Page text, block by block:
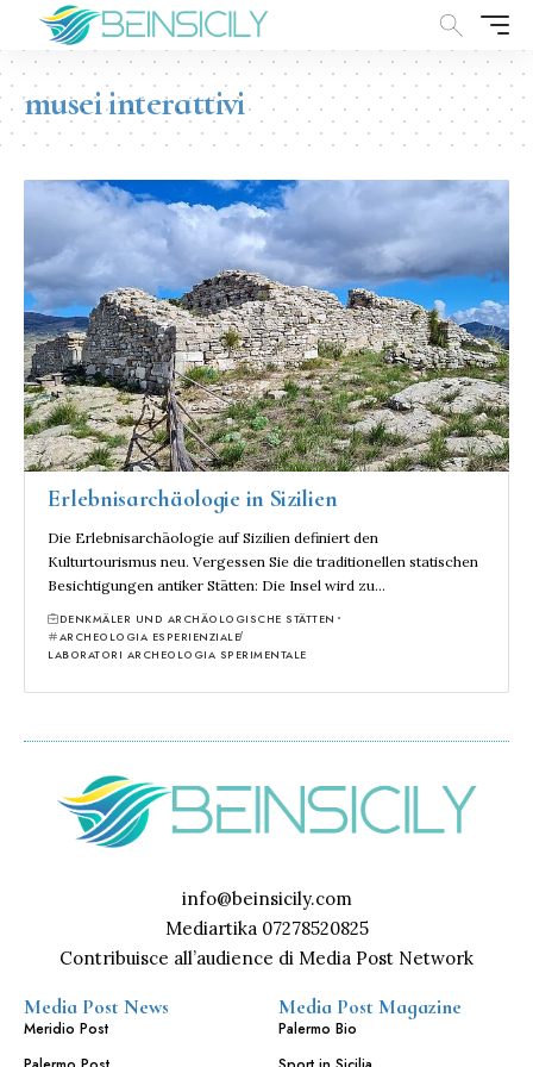
musei interattivi
Erlebnisarchäologie in Sizilien
Die Erlebnisarchäologie auf Sizilien definiert den
Kulturtourismus neu. Vergessen Sie die traditionellen statischen
Besichtigungen antiker Stätten: Die Insel wird zu…
DENKMÄLER UND ARCHÄOLOGISCHE STÄTTEN
ARCHEOLOGIA ESPERIENZIALE
LABORATORI ARCHEOLOGIA SPERIMENTALE
info@beinsicily.com
Mediartika 07278520825
Contribuisce all’audience di Media Post Network
Media Post News
Meridio Post
Media Post Magazine
Palermo Bio